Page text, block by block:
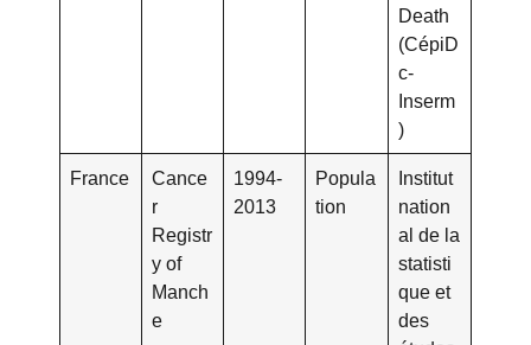
Death
(CépiD
c-
Inserm
)
France
Cance
r
Registr
y of
Manch
e
1994-
2013
Popula
tion
Institut
nation
al de la
statisti
que et
des